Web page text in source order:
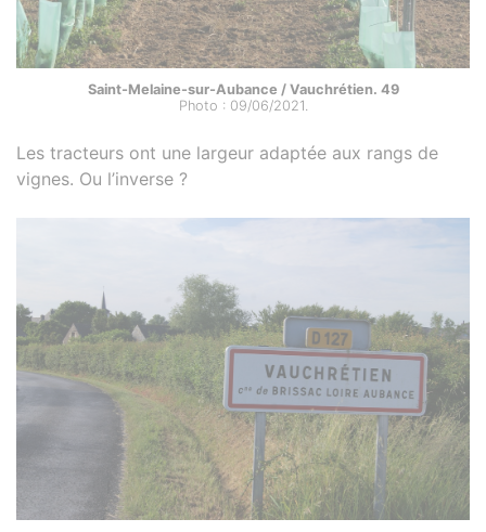
Saint-Melaine-sur-Aubance / Vauchrétien. 49
Photo : 09/06/2021.
Les tracteurs ont une largeur adaptée aux rangs de
vignes. Ou l’inverse ?